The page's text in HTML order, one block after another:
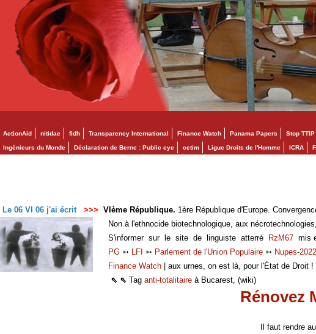
ActionAid nitidae fidh Transparency International Finance Watch Panama Papers Stop TTIP
Ingénieurs du Monde Déclaration de Berne : Public eye cetim Ligue Droits de l'Homme ICRA
Le 06 VI 06 j'ai écrit >>> VIème République. 1ère République d'Europe.
Non à l'ethnocide biotechnologique, aux
S'informer sur le site de linguiste atterré RzM67 mis
PG ➳ LFI ➳ Parlement de l'Union Populaire ➳ Nupes-
Finance Watch | aux urnes, on est là, pour l'État de Droit !
⇖ ⇖ Taganti-totalitaire à Bucarest, (wiki)
Rénovez
Il faut rendre au